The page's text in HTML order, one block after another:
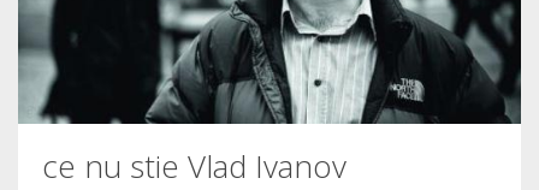
ce nu stie Vlad Ivanov